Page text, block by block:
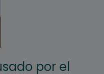
por el